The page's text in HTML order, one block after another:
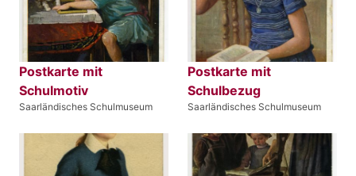
Postkarte mit
Schulmotiv
Saarländisches Schulmuseum
Postkarte mit
Schulbezug
Saarländisches Schulmuseum